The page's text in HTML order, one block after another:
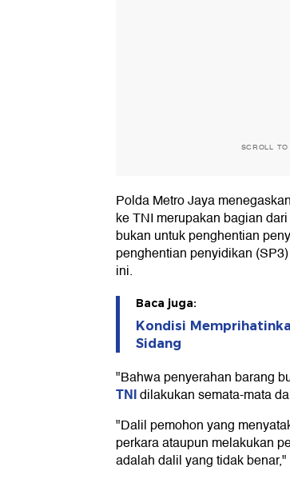
SCROLL
Polda Metro Jaya
ke TNI merupakan bagian
bukan untuk penghentian
penghentian penyidikan
ini.
Baca juga:
Kondisi
Sidang
"Bahwa penyerahan barang
TNIdilakukan semata-mata
"Dalil pemohon yang
perkara ataupun melakukan
adalah dalil yang tidak